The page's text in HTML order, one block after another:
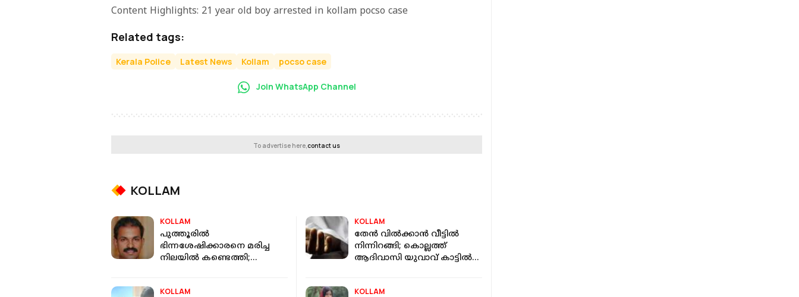
Content Highlights: 21 year old boy arrested in kollam pocso case
Related tags:
Kerala Police Latest News Kollam pocso case
Join WhatsApp Channel
To advertise here,contact us
KOLLAM
KOLLAM
പുത്തൂരില്‍
ഭിന്നശേഷിക്കാരനെ മരിച്ച
നിലയില്‍ കണ്ടെത്തി;
KOLLAM
തേന്‍ വില്‍ക്കാന്‍ വീട്ടില്‍
നിന്നിറങ്ങി; കൊല്ലത്ത്
ആദിവാസി യുവാവ് കാട്ടില്‍
KOLLAM
KOLLAM